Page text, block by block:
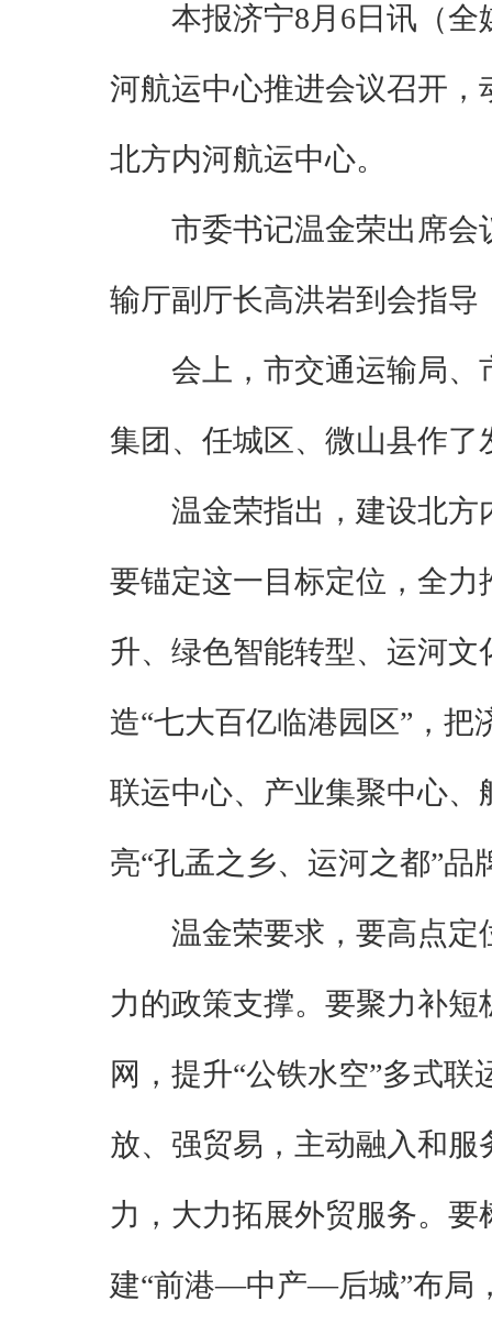
本报济宁8月6日讯（
河航运中心推进会议召开
北方内河航运中心。
市委书记温金荣出席
输厅副厅长高洪岩到会指
会上，市交通运输局
集团、任城区、微山县作了
温金荣指出，建设北
要锚定这一目标定位，全
升、绿色智能转型、运河文
造“七大百亿临港园区”，
联运中心、产业集聚中心、
亮“孔孟之乡、运河之都”品
温金荣要求，要高点
力的政策支撑。要聚力补
网，提升“公铁水空”多式
放、强贸易，主动融入和服
力，大力拓展外贸服务。
建“前港—中产—后城”布局